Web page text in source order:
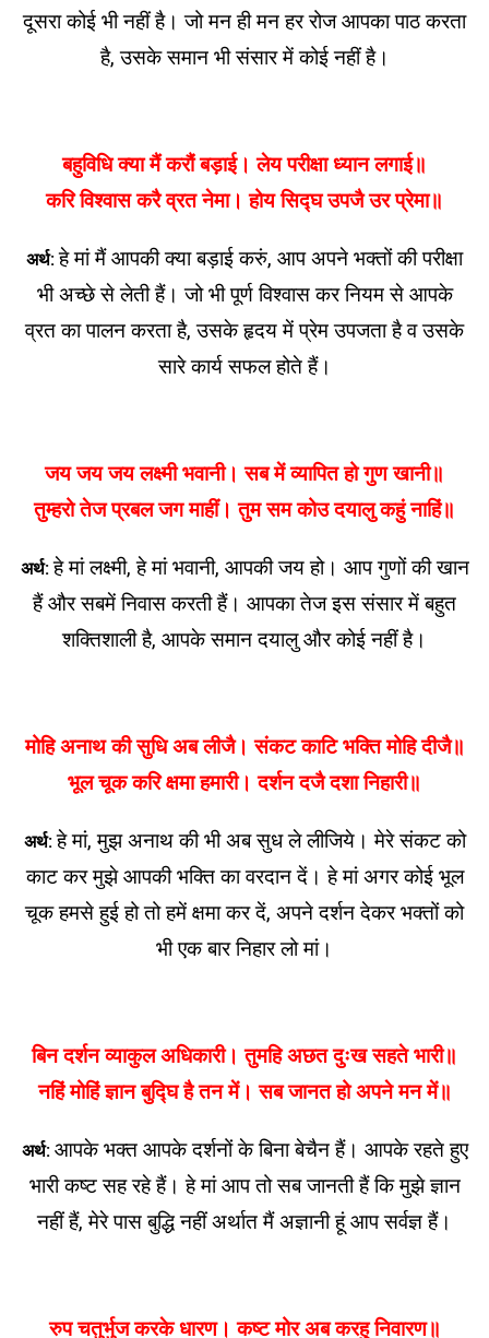
दूसरा कोई भी नहीं है। जो मन ही मन हर रोज आपका पाठ करता
है, उसके समान भी संसार में कोई नहीं है।
बहुविधि क्या मैं करौं बड़ाई। लेय परीक्षा ध्यान लगाई॥
करि विश्वास करै व्रत नेमा। होय सिद्घ उपजै उर प्रेमा॥
अर्थ:हे मां मैं आपकी क्या बड़ाई करुं, आप अपने भक्तों की परीक्षा
भी अच्छे से लेती हैं। जो भी पूर्ण विश्वास कर नियम से आपके
व्रत का पालन करता है, उसके हृदय में प्रेम उपजता है व उसके
सारे कार्य सफल होते हैं।
जय जय जय लक्ष्मी भवानी। सब में व्यापित हो गुण खानी॥
तुम्हरो तेज प्रबल जग माहीं। तुम सम कोउ दयालु कहुं नाहिं॥
अर्थ:हे मां लक्ष्मी, हे मां भवानी, आपकी जय हो। आप गुणों की खान
हैं और सबमें निवास करती हैं। आपका तेज इस संसार में बहुत
शक्तिशाली है, आपके समान दयालु और कोई नहीं है।
मोहि अनाथ की सुधि अब लीजै। संकट काटि भक्ति मोहि दीजै॥
भूल चूक करि क्षमा हमारी। दर्शन दजै दशा निहारी॥
अर्थ:हे मां, मुझ अनाथ की भी अब सुध ले लीजिये। मेरे संकट को
काट कर मुझे आपकी भक्ति का वरदान दें। हे मां अगर कोई भूल
चूक हमसे हुई हो तो हमें क्षमा कर दें, अपने दर्शन देकर भक्तों को
भी एक बार निहार लो मां।
बिन दर्शन व्याकुल अधिकारी। तुमहि अछत दुःख सहते भारी॥
नहिं मोहिं ज्ञान बुद्घि है तन में। सब जानत हो अपने मन में॥
अर्थ: आपके भक्त आपके दर्शनों के बिना बेचैन हैं। आपके रहते हुए
भारी कष्ट सह रहे हैं। हे मां आप तो सब जानती हैं कि मुझे ज्ञान
नहीं हैं, मेरे पास बुद्धि नहीं अर्थात मैं अज्ञानी हूं आप सर्वज्ञ हैं।
रुप चतुर्भुज करके धारण। कष्ट मोर अब करहु निवारण॥